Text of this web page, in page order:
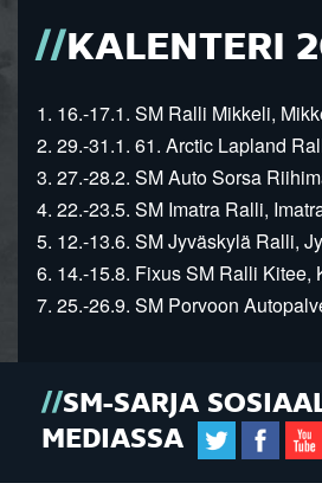
KALENTERI
1. 16.-17.1. SM Ralli Mikkeli,
2. 29.-31.1. 61. Arctic Lapland
3. 27.-28.2. SM Auto Sorsa
4. 22.-23.5. SM Imatra Ralli,
5. 12.-13.6. SM Jyväskylä Ralli,
6. 14.-15.8. Fixus SM Ralli Kitee,
7. 25.-26.9. SM Porvoon
SM-SARJA
MEDIASSA